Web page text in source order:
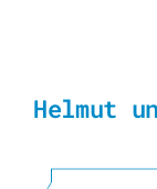
Helmut